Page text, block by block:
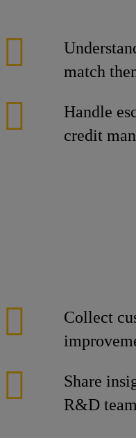
match
Handle
credit
Collect
Share
R&D